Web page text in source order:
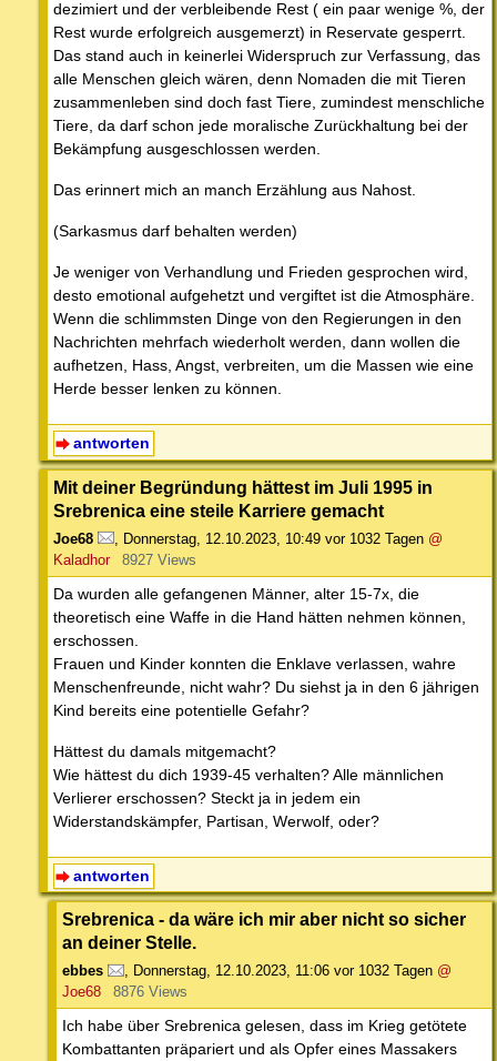
dezimiert und der verbleibende Rest ( ein paar wenige %, der
Rest wurde erfolgreich ausgemerzt) in Reservate gesperrt.
Das stand auch in keinerlei Widerspruch zur Verfassung, das
alle Menschen gleich wären, denn Nomaden die mit Tieren
zusammenleben sind doch fast Tiere, zumindest menschliche
Tiere, da darf schon jede moralische Zurückhaltung bei der
Bekämpfung ausgeschlossen werden.
Das erinnert mich an manch Erzählung aus Nahost.
(Sarkasmus darf behalten werden)
Je weniger von Verhandlung und Frieden gesprochen wird,
desto emotional aufgehetzt und vergiftet ist die Atmosphäre.
Wenn die schlimmsten Dinge von den Regierungen in den
Nachrichten mehrfach wiederholt werden, dann wollen die
aufhetzen, Hass, Angst, verbreiten, um die Massen wie eine
Herde besser lenken zu können.
antworten
Mit deiner Begründung hättest im Juli 1995 in
Srebrenica eine steile Karriere gemacht
Joe68 Donnerstag, 12.10.2023, 10:49 vor 1032 Tagen @
Kaladhor
8927 Views
Da wurden alle gefangenen Männer, alter 15-7x, die
theoretisch eine Waffe in die Hand hätten nehmen können,
erschossen.
Frauen und Kinder konnten die Enklave verlassen, wahre
Menschenfreunde, nicht wahr? Du siehst ja in den 6 jährigen
Kind bereits eine potentielle Gefahr?
Hättest du damals mitgemacht?
Wie hättest du dich 1939-45 verhalten? Alle männlichen
Verlierer erschossen? Steckt ja in jedem ein
Widerstandskämpfer, Partisan, Werwolf, oder?
antworten
Srebrenica - da wäre ich mir aber nicht so sicher
an deiner Stelle.
ebbes , Donnerstag, 12.10.2023, 11:06 vor 1032 Tagen @
Joe68
8876 Views
Ich habe über Srebrenica gelesen, dass im Krieg getötete
Kombattanten präpariert und als Opfer eines Massakers